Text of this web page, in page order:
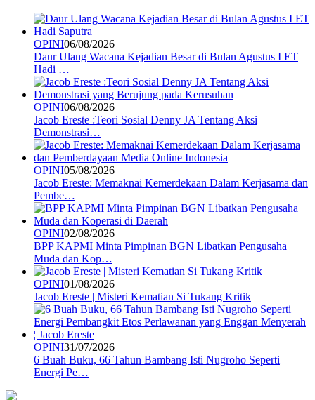
OPINI06/08/2026
Daur Ulang Wacana Kejadian Besar di Bulan Agustus I ET
Hadi …
OPINI06/08/2026
Jacob Ereste :Teori Sosial Denny JA Tentang Aksi
Demonstrasi…
OPINI05/08/2026
Jacob Ereste: Memaknai Kemerdekaan Dalam Kerjasama dan
Pembe…
OPINI02/08/2026
BPP KAPMI Minta Pimpinan BGN Libatkan Pengusaha
Muda dan Kop…
OPINI01/08/2026
Jacob Ereste | Misteri Kematian Si Tukang Kritik
OPINI31/07/2026
6 Buah Buku, 66 Tahun Bambang Isti Nugroho Seperti
Energi Pe…